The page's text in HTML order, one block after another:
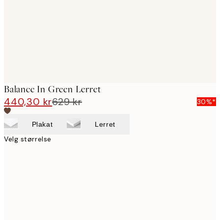
Balance In Green Lerret
440,30 kr629 kr 30%*
Plakat Lerret
Velg størrelse